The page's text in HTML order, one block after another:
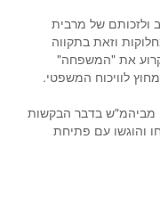
ולזכותם של מרבית
וזאת בתקווה
את "המשפחה"
לוויכוח המשפטי.
מביהמ"ש בדבר הבקשות
והוגשו עם פתיחת